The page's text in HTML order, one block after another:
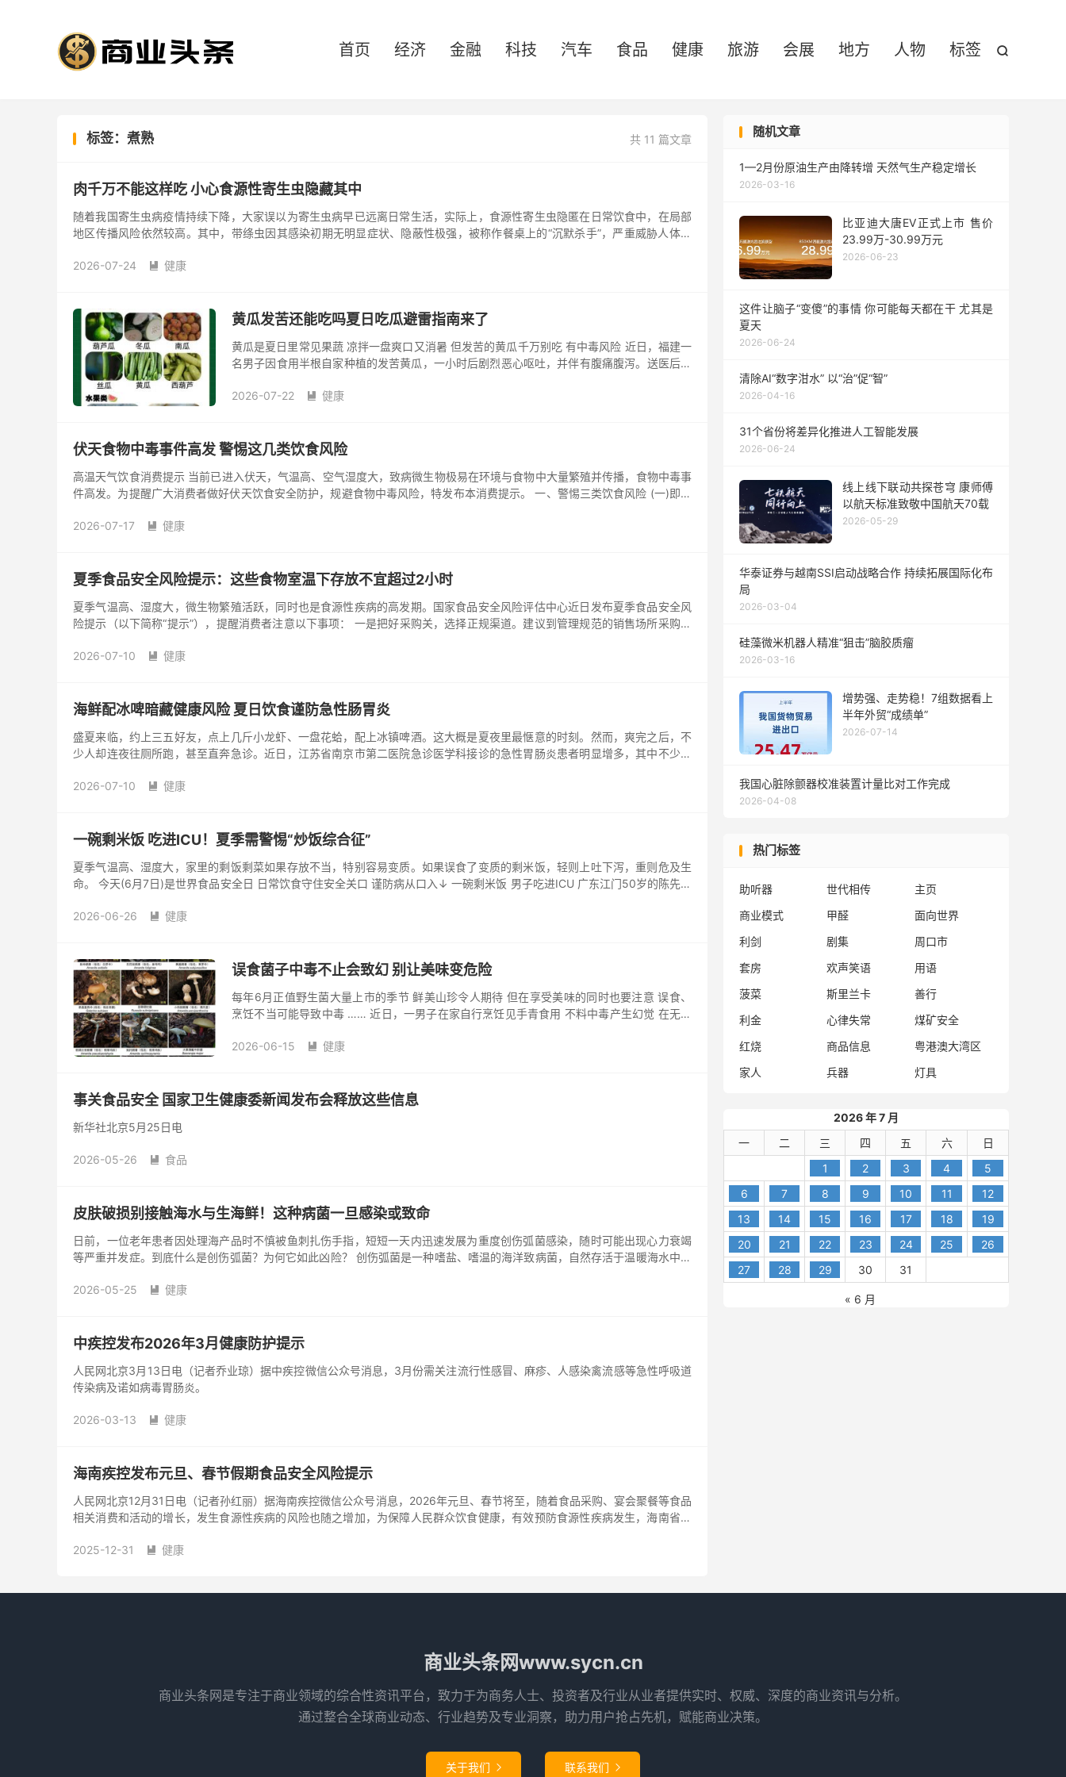

首页 经济 金融 科技 汽车 食品 健康 旅游 会展 地方 人物 标签
共 11 篇文章
标签：煮熟
肉千万不能这样吃 小心食源性寄生虫隐藏其中
随着我国寄生虫病疫情持续下降，大家误以为寄生虫病早已远离日常生活，实际上，食源性寄生虫隐匿在日常饮食中，在局部
地区传播风险依然较高。其中，带绦虫因其感染初期无明显症状、隐蔽性极强，被称作餐桌上的“沉默杀手”，严重威胁人体健
2026-07-24
 健康
黄瓜发苦还能吃吗夏日吃瓜避雷指南来了
黄瓜是夏日里常见果蔬 凉拌一盘爽口又消暑 但发苦的黄瓜千万别吃 有中毒风险 近日，福建一
名男子因食用半根自家种植的发苦黄瓜，一小时后剧烈恶心呕吐，并伴有腹痛腹泻。送医后，
2026-07-22
 健康
伏天食物中毒事件高发 警惕这几类饮食风险
高温天气饮食消费提示 当前已进入伏天，气温高、空气湿度大，致病微生物极易在环境与食物中大量繁殖并传播，食物中毒事
件高发。为提醒广大消费者做好伏天饮食安全防护，规避食物中毒风险，特发布本消费提示。 一、警惕三类饮食风险 (一)即食
2026-07-17
 健康
夏季食品安全风险提示：这些食物室温下存放不宜超过2小时
夏季气温高、湿度大，微生物繁殖活跃，同时也是食源性疾病的高发期。国家食品安全风险评估中心近日发布夏季食品安全风
险提示（以下简称“提示”），提醒消费者注意以下事项： 一是把好采购关，选择正规渠道。建议到管理规范的销售场所采购食
2026-07-10
 健康
海鲜配冰啤暗藏健康风险 夏日饮食谨防急性肠胃炎
盛夏来临，约上三五好友，点上几斤小龙虾、一盘花蛤，配上冰镇啤酒。这大概是夏夜里最惬意的时刻。然而，爽完之后，不
少人却连夜往厕所跑，甚至直奔急诊。近日，江苏省南京市第二医院急诊医学科接诊的急性胃肠炎患者明显增多，其中不少都
2026-07-10
 健康
一碗剩米饭 吃进ICU！夏季需警惕“炒饭综合征”
夏季气温高、湿度大，家里的剩饭剩菜如果存放不当，特别容易变质。如果误食了变质的剩米饭，轻则上吐下泻，重则危及生
命。 今天(6月7日)是世界食品安全日 日常饮食守住安全关口 谨防病从口入↓ 一碗剩米饭 男子吃进ICU 广东江门50岁的陈先生
2026-06-26
 健康
误食菌子中毒不止会致幻 别让美味变危险
每年6月正值野生菌大量上市的季节 鲜美山珍令人期待 但在享受美味的同时也要注意 误食、
烹饪不当可能导致中毒 …… 近日，一男子在家自行烹饪见手青食用 不料中毒产生幻觉 在无自
2026-06-15
 健康
事关食品安全 国家卫生健康委新闻发布会释放这些信息
新华社北京5月25日电
2026-05-26  食品
皮肤破损别接触海水与生海鲜！这种病菌一旦感染或致命
日前，一位老年患者因处理海产品时不慎被鱼刺扎伤手指，短短一天内迅速发展为重度创伤弧菌感染，随时可能出现心力衰竭
等严重并发症。到底什么是创伤弧菌？为何它如此凶险？ 创伤弧菌是一种嗜盐、嗜温的海洋致病菌，自然存活于温暖海水中，
2026-05-25
 健康
中疾控发布2026年3月健康防护提示
人民网北京3月13日电（记者乔业琼）据中疾控微信公众号消息，3月份需关注流行性感冒、麻疹、人感染禽流感等急性呼吸道
传染病及诺如病毒胃肠炎。
2026-03-13  健康
海南疾控发布元旦、春节假期食品安全风险提示
人民网北京12月31日电（记者孙红丽）据海南疾控微信公众号消息，2026年元旦、春节将至，随着食品采购、宴会聚餐等食品
相关消费和活动的增长，发生食源性疾病的风险也随之增加，为保障人民群众饮食健康，有效预防食源性疾病发生，海南省疾
避免在“三无”食品摊贩处购买。
2025-12-31  健康
随机文章
1—2月份原油生产由降转增 天然气生产稳定增长
2026-03-16
比亚迪大唐EV正式上市 售价
23.99万-30.99万元
2026-06-23
这件让脑子“变傻”的事情 你可能每天都在干 尤其是
夏天
2026-06-24
清除AI“数字泔水” 以“治”促“智”
2026-04-16
31个省份将差异化推进人工智能发展
2026-06-24
线上线下联动共探苍穹 康师傅
以航天标准致敬中国航天70载
2026-05-29
华泰证券与越南SSI启动战略合作 持续拓展国际化布
局
2026-03-04
硅藻微米机器人精准“狙击”脑胶质瘤
2026-03-16
增势强、走势稳！7组数据看上
半年外贸“成绩单”
2026-07-14
我国心脏除颤器校准装置计量比对工作完成
2026-04-08
热门标签
助听器 世代相传
主页
商业模式
甲醛
面向世界
利剑
剧集
周口市
套房
欢声笑语
用语
菠菜
斯里兰卡
善行
利金
心律失常
煤矿安全
红烧
商品信息
粤港澳大湾区
家人
兵器 灯具
2026 年 7 月
一
二 三 四 五 六
日
1
2 3 4
5
6
7 8 9 10 11
12
13
14 15 16 17 18
19
20
21 22 23 24 25
26
27
28 29 30 31
« 6 月
商业头条网www.sycn.cn
商业头条网是专注于商业领域的综合性资讯平台，致力于为商务人士、投资者及行业从业者提供实时、权威、深度的商业资讯与分析。
通过整合全球商业动态、行业趋势及专业洞察，助力用户抢占先机，赋能商业决策。
关于我们  联系我们 